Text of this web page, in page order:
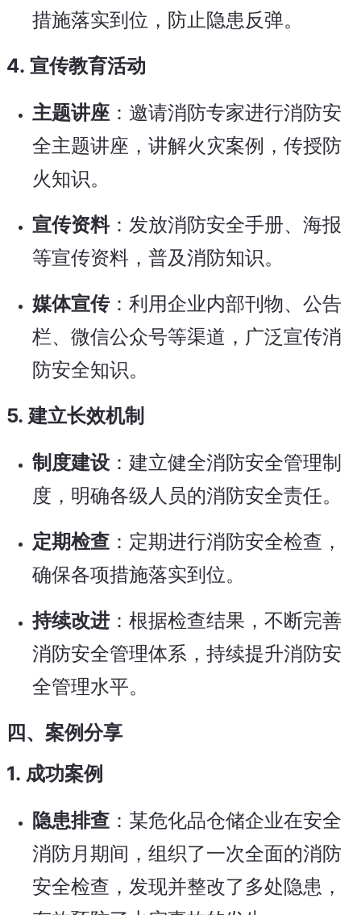
措施落实到位，防止隐患反弹。
4. 宣传教育活动
主题讲座 ：邀请消防专家进行消防安
全主题讲座，讲解火灾案例，传授防
火知识。
宣传资料：发放消防安全手册、海报
等宣传资料，普及消防知识。
媒体宣传：利用企业内部刊物、公告
栏、微信公众号等渠道，广泛宣传消
防安全知识。
5. 建立长效机制
制度建设 ：建立健全消防安全管理制
度，明确各级人员的消防安全责任。
定期检查 ：定期进行消防安全检查，
确保各项措施落实到位。
持续改进 ：根据检查结果，不断完善
消防安全管理体系，持续提升消防安
全管理水平。
四、案例分享
1. 成功案例
隐患排查 ：某危化品仓储企业在安全
消防月期间，组织了一次全面的消防
安全检查，发现并整改了多处隐患，